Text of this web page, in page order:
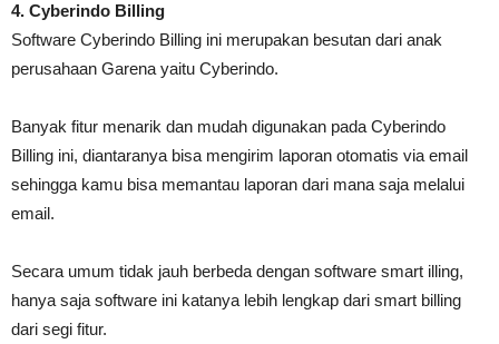
4. Cyberindo Billing
Software Cyberindo Billing ini merupakan besutan dari anak
perusahaan Garena yaitu Cyberindo.
Banyak fitur menarik dan mudah digunakan pada Cyberindo
Billing ini, diantaranya bisa mengirim laporan otomatis via email
sehingga kamu bisa memantau laporan dari mana saja melalui
email.
Secara umum tidak jauh berbeda dengan software smart illing,
hanya saja software ini katanya lebih lengkap dari smart billing
dari segi fitur.